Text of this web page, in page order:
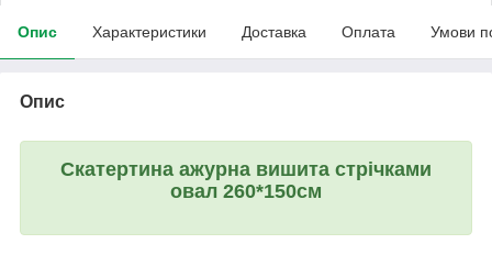
Опис Характеристики Доставка Оплата Умови
Опис
Скатертина ажурна вишита стрічками
овал 260*150см